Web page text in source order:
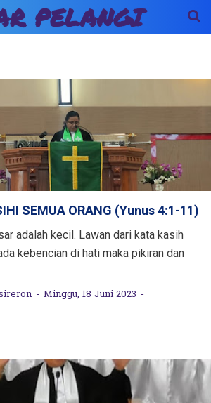
PELANGI
SEMUA ORANG (Yunus 4:1-11)
adalah kecil. Lawan dari kata kasih
kebencian di hati maka pikiran dan
Minggu, 18 Juni 2023